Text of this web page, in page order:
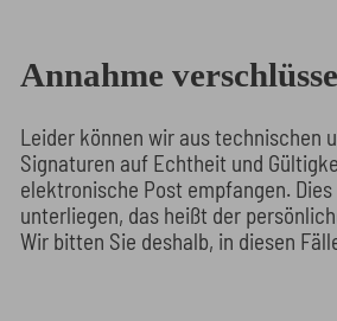
Annahme
Leider können wir aus technischen
Signaturen auf Echtheit und
elektronische Post empfangen.
unterliegen, das heißt der
Wir bitten Sie deshalb, in diesen